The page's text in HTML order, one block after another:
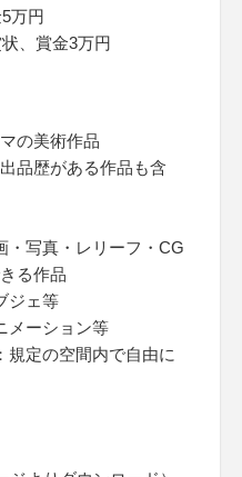
万円
、賞金3万円
の美術作品
品歴がある作品も含
・写真・レリーフ・CG
る作品
ジェ等
メーション等
規定の空間内で自由に